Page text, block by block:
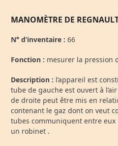
MANOMÈTRE DE
N° d’inventaire : 66
Fonction : mesurer la pression
Description : l’appareil est
tube de gauche est ouvert à
de droite peut être mis en
contenant le gaz dont on veut
tubes communiquent entre
un robinet .